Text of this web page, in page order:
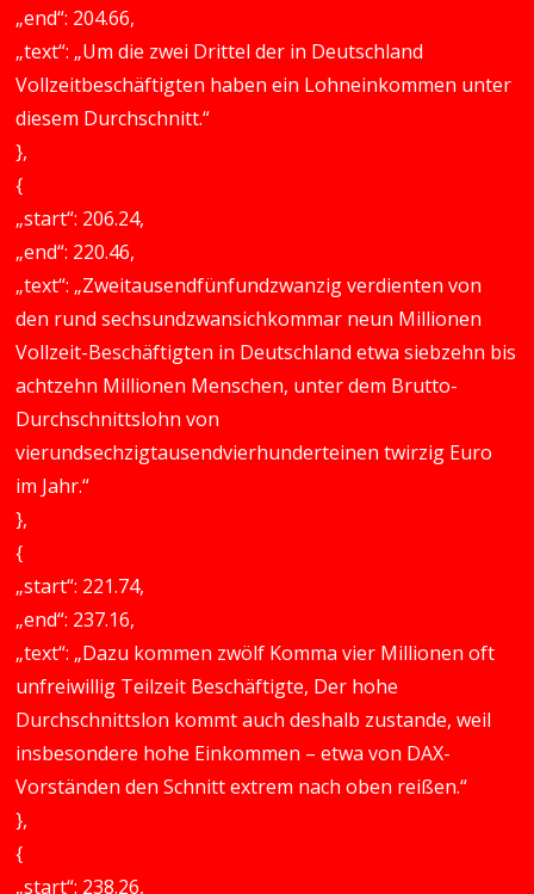
„end“: 204.66,
„text“: „Um die zwei Drittel der in Deutschland
Vollzeitbeschäftigten haben ein Lohneinkommen unter
diesem Durchschnitt.“
},
{
„start“: 206.24,
„end“: 220.46,
„text“: „Zweitausendfünfundzwanzig verdienten von
den rund sechsundzwansichkommar neun Millionen
Vollzeit-Beschäftigten in Deutschland etwa siebzehn bis
achtzehn Millionen Menschen, unter dem Brutto-
Durchschnittslohn von
vierundsechzigtausendvierhunderteinen twirzig Euro
im Jahr.“
},
{
„start“: 221.74,
„end“: 237.16,
„text“: „Dazu kommen zwölf Komma vier Millionen oft
unfreiwillig Teilzeit Beschäftigte, Der hohe
Durchschnittslon kommt auch deshalb zustande, weil
insbesondere hohe Einkommen – etwa von DAX-
Vorständen den Schnitt extrem nach oben reißen.“
},
{
„start“: 238.26,